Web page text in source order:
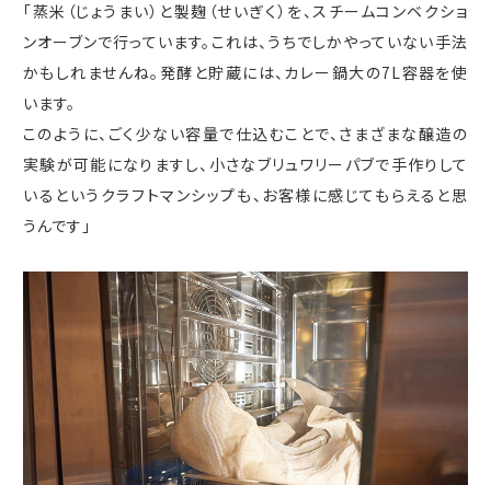
「蒸米（じょうまい）と製麹（せいぎく）を、スチームコンベクショ
ンオーブンで行っています。これは、うちでしかやっていない手法
かもしれませんね。発酵と貯蔵には、カレー鍋大の7L容器を使
います。
このように、ごく少ない容量で仕込むことで、さまざまな醸造の
実験が可能になりますし、小さなブリュワリーパブで手作りして
いるというクラフトマンシップも、お客様に感じてもらえると思
うんです」